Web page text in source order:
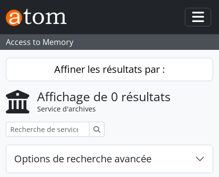
Skip to main content
Access to Memory
Affiner les résultats par :
Affichage de 0 résultats
Service d'archives
Options de recherche avancée